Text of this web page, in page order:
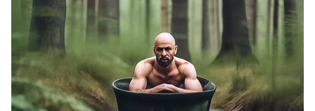
ఇక బంగ్లాదేశ్ లో హిందువుల జీవనంపై నిపుణులు ప్రమిత్
బంగాళాఖాతంలో అల్పపీడనం...ఇక ఏపీలో
దంచుడే | Asianet News Telugu